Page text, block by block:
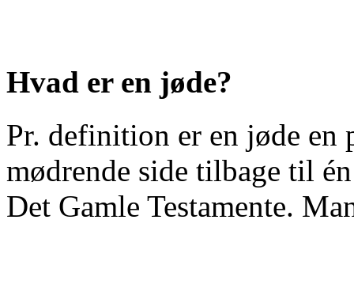
Hvad er en jøde?
Pr. definition er en jøde en
mødrende side tilbage til
Det Gamle Testamente.